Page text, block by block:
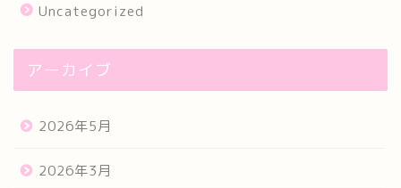
Uncategorized
アーカイブ
2026年5月
2026年3月